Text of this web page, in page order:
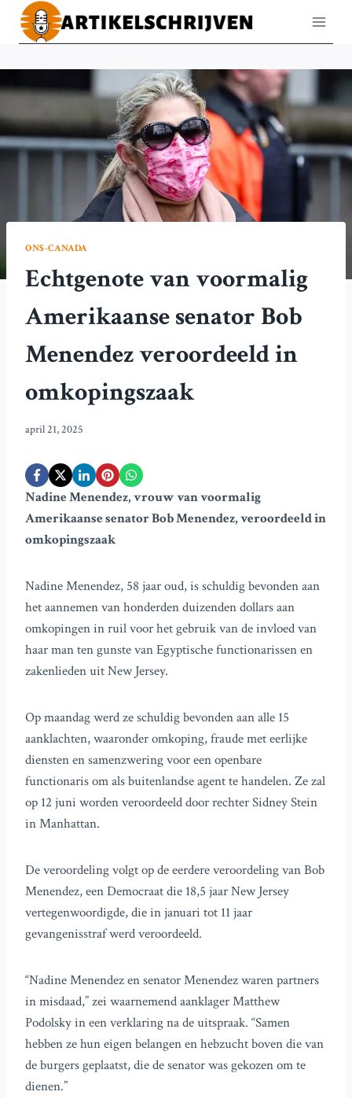
Doorgaan
naar
ONS-CANADA
Echtgenote van voormalig
Amerikaanse senator Bob
Menendez veroordeeld in
omkopingszaak
april 21, 2025
Nadine Menendez, vrouw van voormalig
Amerikaanse senator Bob Menendez, veroordeeld in
omkopingszaak
Nadine Menendez, 58 jaar oud, is schuldig bevonden aan
het aannemen van honderden duizenden dollars aan
omkopingen in ruil voor het gebruik van de invloed van
haar man ten gunste van Egyptische functionarissen en
zakenlieden uit New Jersey.
Op maandag werd ze schuldig bevonden aan alle 15
aanklachten, waaronder omkoping, fraude met eerlijke
diensten en samenzwering voor een openbare
functionaris om als buitenlandse agent te handelen. Ze zal
op 12 juni worden veroordeeld door rechter Sidney Stein
in Manhattan.
De veroordeling volgt op de eerdere veroordeling van Bob
Menendez, een Democraat die 18,5 jaar New Jersey
vertegenwoordigde, die in januari tot 11 jaar
gevangenisstraf werd veroordeeld.
“Nadine Menendez en senator Menendez waren partners
in misdaad,” zei waarnemend aanklager Matthew
Podolsky in een verklaring na de uitspraak. “Samen
hebben ze hun eigen belangen en hebzucht boven die van
de burgers geplaatst, die de senator was gekozen om te
dienen.”